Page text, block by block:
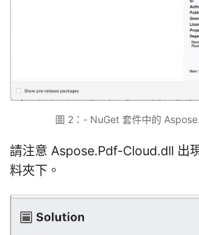
圖 2：- NuGet 套件中的
請注意 Aspose.Pdf-Cloud.dll 出
料夾下。